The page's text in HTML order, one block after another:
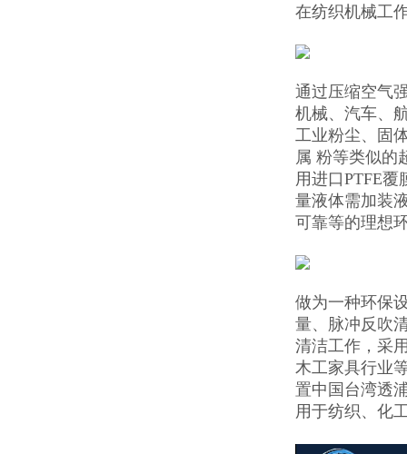
在纺织机械工
通过压缩空气
机械、汽车、
工业粉尘、固
属 粉等类似的
用进口PTFE
量液体需加装
可靠等的理想
做为一种环保
量、脉冲反吹
清洁工作，采
木工家具行业
置中国台湾透
用于纺织、化